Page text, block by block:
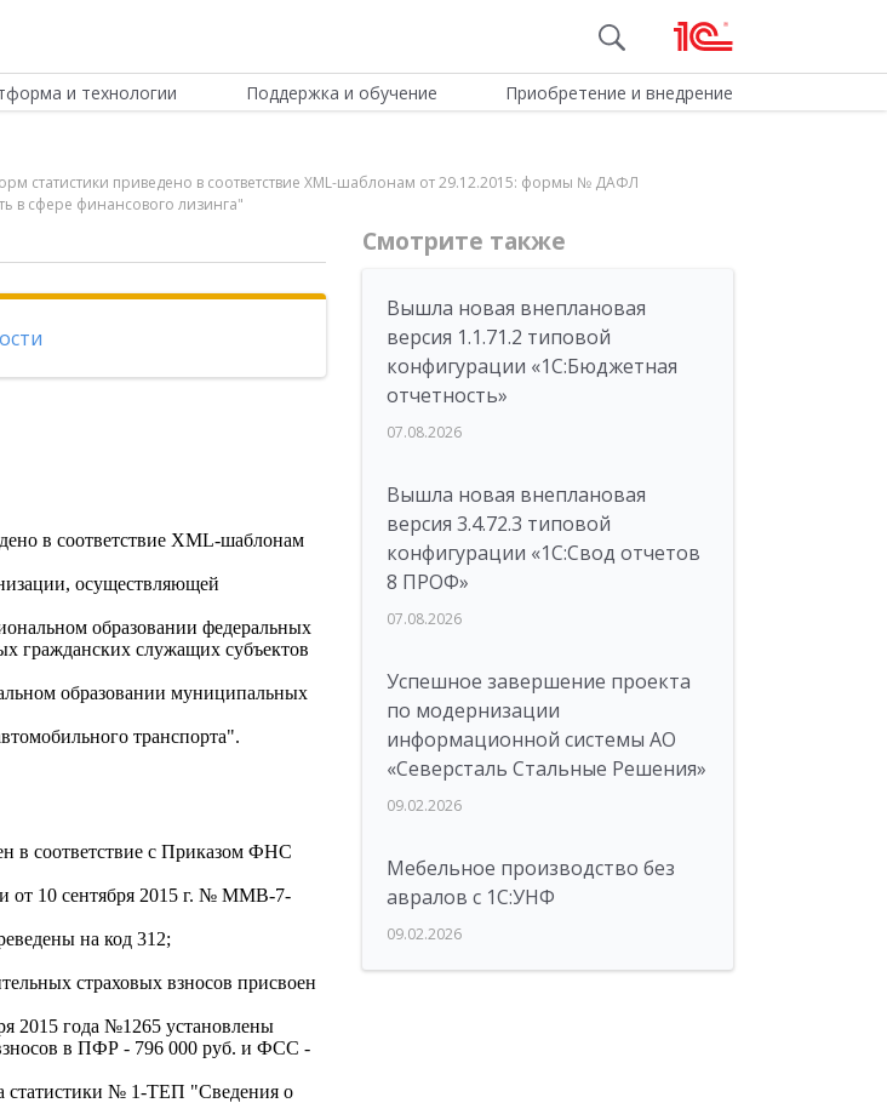
и технологии Поддержка и обучение Приобретение и внедрение
статистики приведено в соответствие XML-шаблонам от 29.12.2015: формы № ДАФЛ
в сфере финансового лизинга"
в соответствие XML-шаблонам
осуществляющей
образовании федеральных
гражданских служащих субъектов
образовании муниципальных
транспорта".
в соответствие с Приказом ФНС
от 10 сентября 2015 г. № ММВ-7-
на код 312;
страховых взносов присвоен
2015 года №1265 установлены
в ПФР - 796 000 руб. и ФСС -
статистики № 1-ТЕП "Сведения о
Смотрите также
Вышла новая внеплановая
версия 1.1.71.2 типовой
конфигурации «1C:Бюджетная
отчетность»
07.08.2026
Вышла новая внеплановая
версия 3.4.72.3 типовой
конфигурации «1C:Свод отчетов
8 ПРОФ»
07.08.2026
Успешное завершение проекта
по модернизации
информационной системы АО
«Северсталь Стальные Решения»
09.02.2026
Мебельное производство без
авралов с 1С:УНФ
09.02.2026